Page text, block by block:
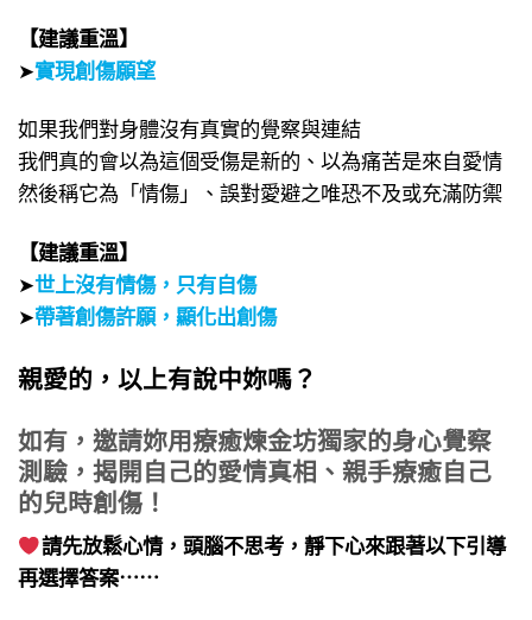
【建議重溫】
➤實現創傷願望
如果我們對身體沒有真實的覺察與連結
我們真的會以為這個受傷是新的、以為痛苦是來自愛情
然後稱它為「情傷」、誤對愛避之唯恐不及或充滿防禦
【建議重溫】
➤世上沒有情傷，只有自傷
➤帶著創傷許願，顯化出創傷
親愛的，以上有說中妳嗎？
如有，邀請妳用療癒煉金坊獨家的身心覺察
測驗， 揭開自己的愛情真相、親手療癒自己
的兒時創傷！
請先放鬆心情，頭腦不思考，靜下心來跟著以下引導
再選擇答案⋯⋯